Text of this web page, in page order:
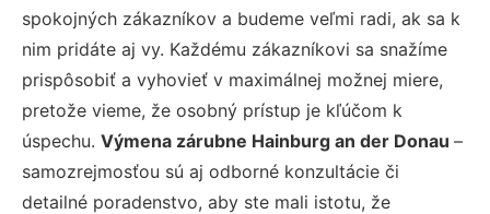
spokojných zákazníkov a budeme veľmi radi, ak sa k
nim pridáte aj vy. Každému zákazníkovi sa snažíme
prispôsobiť a vyhovieť v maximálnej možnej miere,
pretože vieme, že osobný prístup je kľúčom k
úspechu. Výmena zárubne Hainburg an der Donau –
samozrejmosťou sú aj odborné konzultácie či
detailné poradenstvo, aby ste mali istotu, že